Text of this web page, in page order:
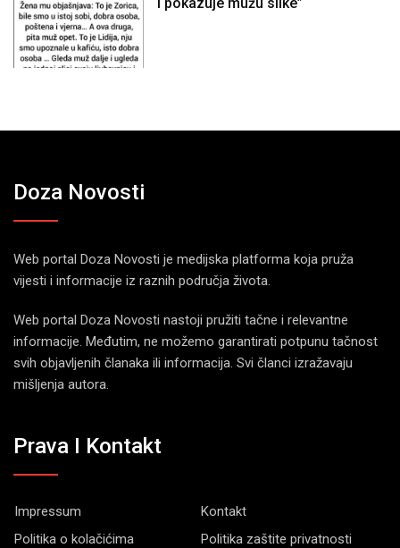
i pokazuje mužu slike”
Doza Novosti
Web portal Doza Novosti je medijska platforma koja pruža
vijesti i informacije iz raznih područja života.
Web portal Doza Novosti nastoji pružiti tačne i relevantne
informacije. Međutim, ne možemo garantirati potpunu tačnost
svih objavljenih članaka ili informacija. Svi članci izražavaju
mišljenja autora.
Prava I Kontakt
Impressum
Kontakt
Politika o kolačićima
Politika zaštite privatnosti